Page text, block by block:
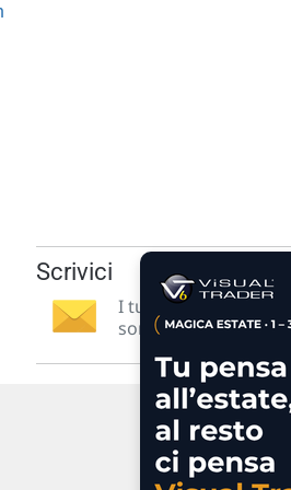
Scrivici
I tuoi suggerimenti
sono preziosi e